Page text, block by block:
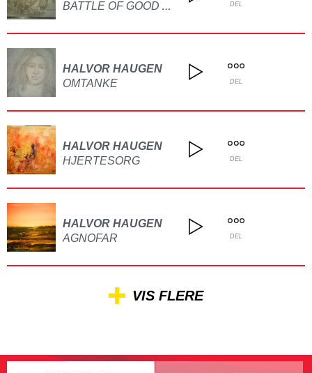
BATTLE OF GOOD AND EVIL! DEL
HALVOR HAUGEN
OMTANKE
DEL
HALVOR HAUGEN
HJERTESORG
DEL
HALVOR HAUGEN
AGNOFAR
DEL
VIS FLERE